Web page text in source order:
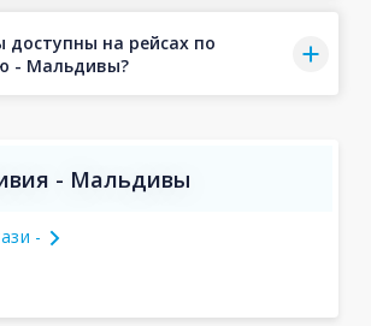
доступны на рейсах по
- Мальдивы?
- Мальдивы
-